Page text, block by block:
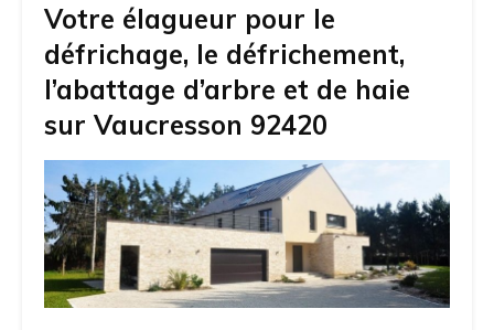
Votre élagueur pour le
défrichage, le défrichement,
l’abattage d’arbre et de haie
sur Vaucresson 92420